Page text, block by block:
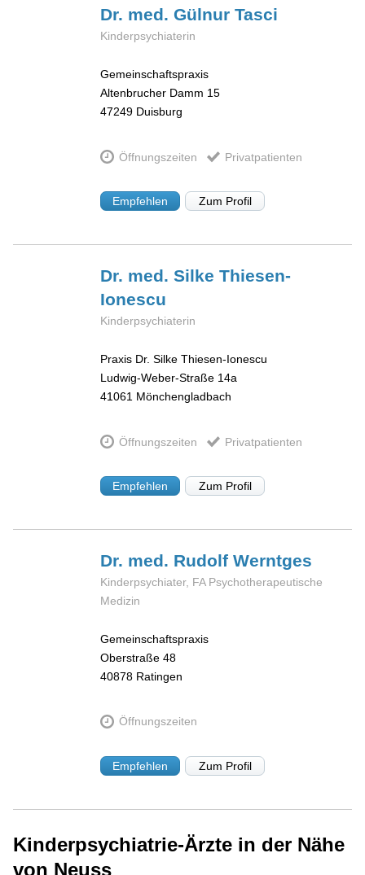
Dr. med. GülnurTasci
Kinderpsychiaterin
Gemeinschaftspraxis
Altenbrucher Damm 15
47249 Duisburg
Öffnungszeiten Privatpatienten
Empfehlen Zum Profil
Dr. med. SilkeThiesen-
Ionescu
Kinderpsychiaterin
Praxis Dr. Silke Thiesen-Ionescu
Ludwig-Weber-Straße 14a
41061 Mönchengladbach
Öffnungszeiten Privatpatienten
Empfehlen Zum Profil
Dr. med. RudolfWerntges
Kinderpsychiater, FA Psychotherapeutische
Medizin
Gemeinschaftspraxis
Oberstraße 48
40878 Ratingen
Öffnungszeiten
Empfehlen Zum Profil
Kinderpsychiatrie-Ärzte in der Nähe
von Neuss